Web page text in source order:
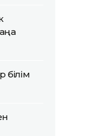
білім